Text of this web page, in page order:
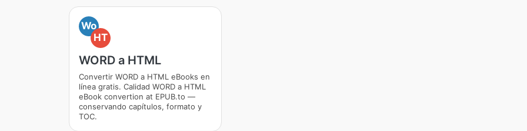
Wo
HT
WORD a HTML
Convertir WORD a HTML eBooks en
línea gratis. Calidad WORD a HTML
eBook convertion at EPUB.to —
conservando capítulos, formato y
TOC.